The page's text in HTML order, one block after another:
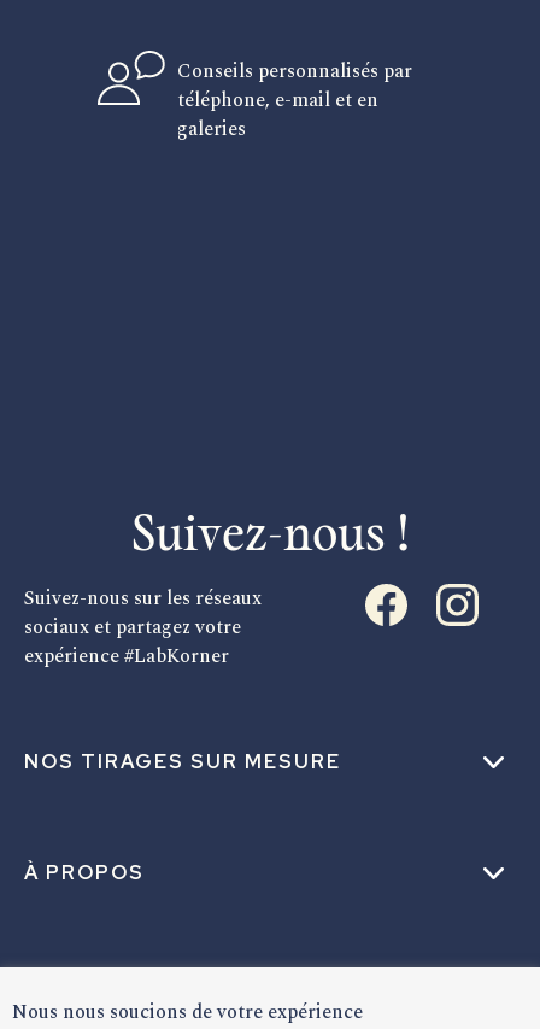
Conseils personnalisés par
téléphone, e-mail et en
galeries
NOS TIRAGES SUR MESURE
À PROPOS
Suivez-nous !
Suivez-nous sur les réseaux
sociaux et partagez votre
expérience #LabKorner
Nous nous soucions de votre expérience